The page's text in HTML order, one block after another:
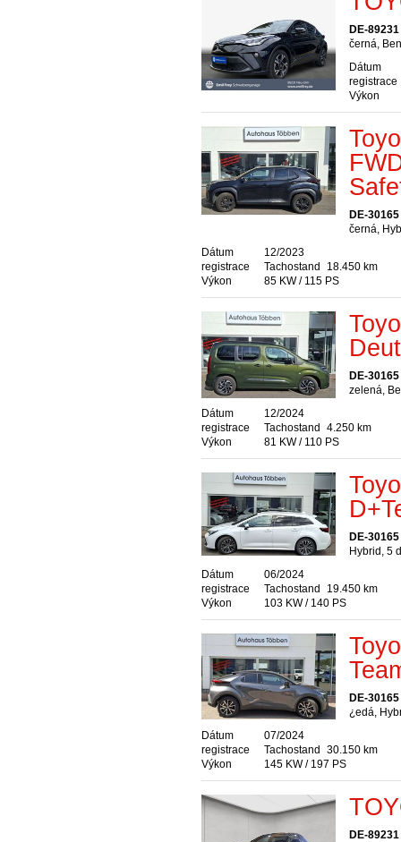
DE-
černá,
Dátum
registrace
Výkon
DE-
černá,
Dátum
registrace
12/2023
Tachostand
18.450 km
Výkon
85 KW / 115 PS
DE-
zelená,
Dátum
registrace
12/2024
Tachostand
4.250 km
Výkon
81 KW / 110 PS
DE-
Hybrid, 5
Dátum
registrace
06/2024
Tachostand
19.450 km
Výkon
103 KW / 140 PS
DE-
¿edá,
Dátum
registrace
07/2024
Tachostand
30.150 km
Výkon
145 KW / 197 PS
DE-